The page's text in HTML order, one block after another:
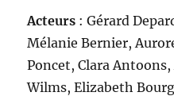
Acteurs : Gérard
Mélanie Bernier,
Poncet, Clara
Wilms, Elizabeth